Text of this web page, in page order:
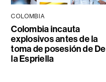
COLOMBIA
Colombia incauta
explosivos antes de la
toma de posesión de De
la Espriella